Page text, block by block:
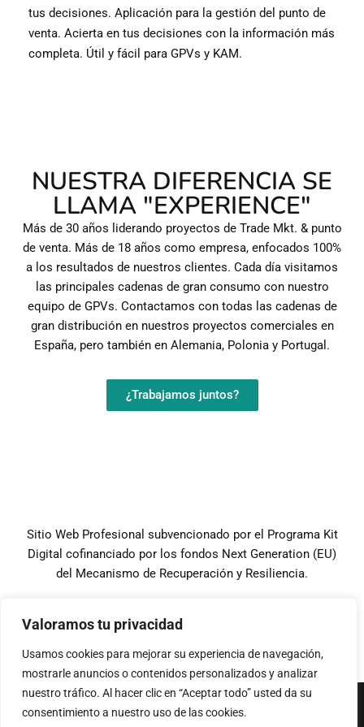
Valoramos tu privacidad
Usamos cookies para mejorar su experiencia de navegación,
mostrarle anuncios o contenidos personalizados y analizar
nuestro tráfico. Al hacer clic en “Aceptar todo” usted da su
consentimiento a nuestro uso de las cookies.
tus decisiones. Aplicación para la gestión del punto de
venta. Acierta en tus decisiones con la información más
completa. Útil y fácil para GPVs y KAM.
NUESTRA DIFERENCIA SE
LLAMA "EXPERIENCE"
Más de 30 años liderando proyectos de Trade Mkt. & punto
de venta. Más de 18 años como empresa, enfocados 100%
a los resultados de nuestros clientes. Cada día visitamos
las principales cadenas de gran consumo con nuestro
equipo de GPVs. Contactamos con todas las cadenas de
gran distribución en nuestros proyectos comerciales en
España, pero también en Alemania, Polonia y Portugal.
¿Trabajamos juntos?
Sitio Web Profesional subvencionado por el Programa Kit
Digital cofinanciado por los fondos Next Generation (EU)
del Mecanismo de Recuperación y Resiliencia.
conexa® y conexatrade.com son marcas de Trade Gestion